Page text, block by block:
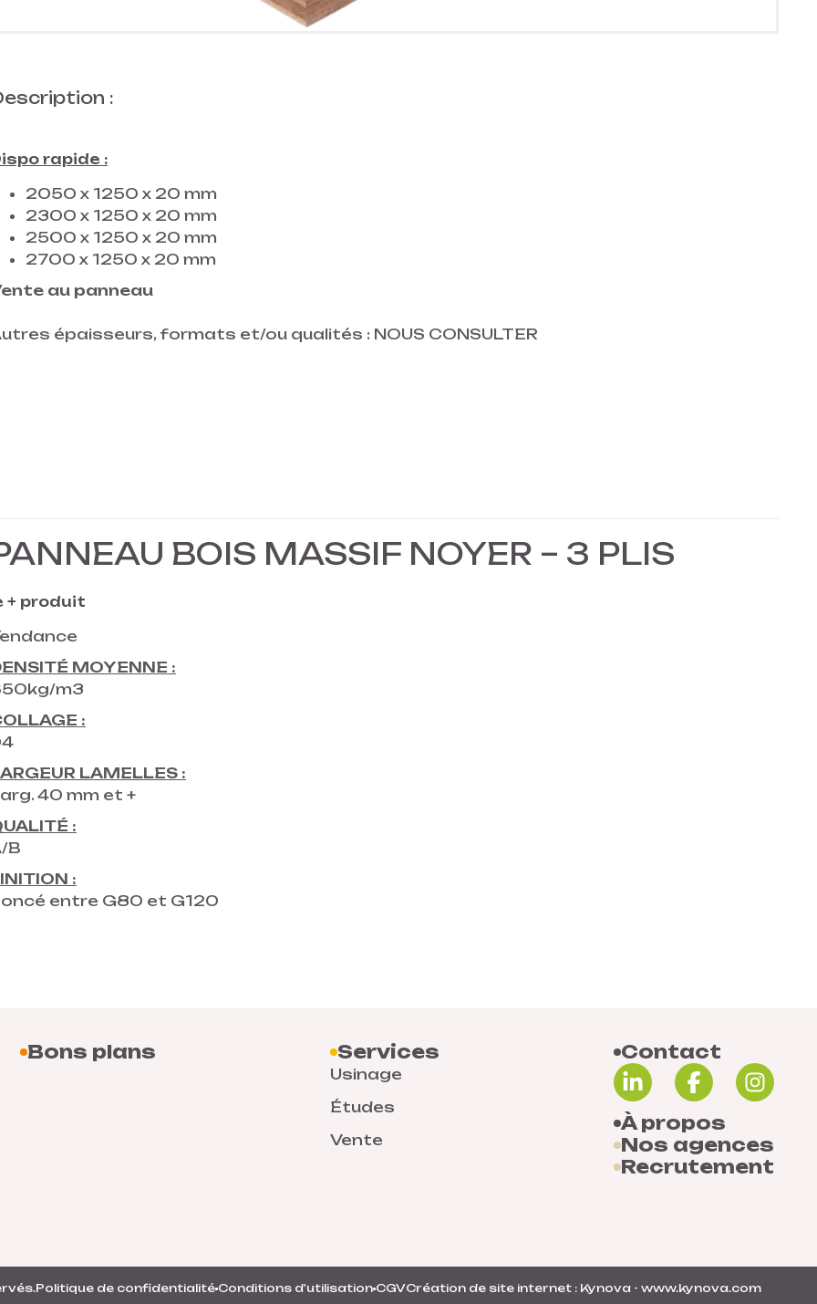
:
rapide :
2050 x 1250 x 20 mm
2300 x 1250 x 20 mm
2500 x 1250 x 20 mm
2700 x 1250 x 20 mm
au panneau
épaisseurs, formats et/ou qualités : NOUS CONSULTER
BOIS MASSIF NOYER – 3 PLIS
+ produit
MOYENNE :
m3
:
LAMELLES :
40 mm et +
:
B
:
entre G80 et G120
Bons plans Services
Usinage
Études
Vente
Contact
À propos
Nos agences
Recrutement
Politique de confidentialité Conditions d'utilisation CGVCréation de site internet : Kynova - www.kynova.com